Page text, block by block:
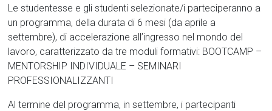
Le studentesse e gli studenti selezionate/i parteciperanno a
un programma, della durata di 6 mesi (da aprile a
settembre), di accelerazione all’ingresso nel mondo del
lavoro, caratterizzato da tre moduli formativi: BOOTCAMP –
MENTORSHIP INDIVIDUALE – SEMINARI
PROFESSIONALIZZANTI
Al termine del programma, in settembre, i partecipanti